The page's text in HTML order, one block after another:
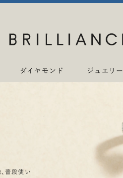
ダイヤモンド ジュエリー
普段使い